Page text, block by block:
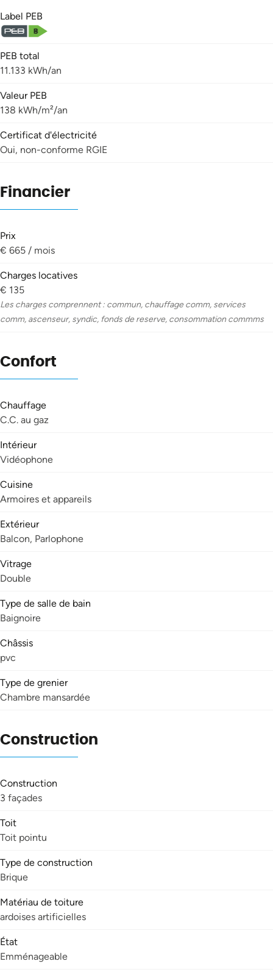
Label PEB
PEB total
11.133 kWh/an
Valeur PEB
138 kWh/m²/an
Certificat d'électricité
Oui, non-conforme RGIE
Financier
Prix
€ 665 / mois
Charges locatives
€ 135
Les charges comprennent : commun, chauffage comm, services
comm, ascenseur, syndic, fonds de reserve, consommation commms
Confort
Chauffage
C.C. au gaz
Intérieur
Vidéophone
Cuisine
Armoires et appareils
Extérieur
Balcon, Parlophone
Vitrage
Double
Type de salle de bain
Baignoire
Châssis
pvc
Type de grenier
Chambre mansardée
Construction
Construction
3 façades
Toit
Toit pointu
Type de construction
Brique
Matériau de toiture
ardoises artificielles
État
Emménageable